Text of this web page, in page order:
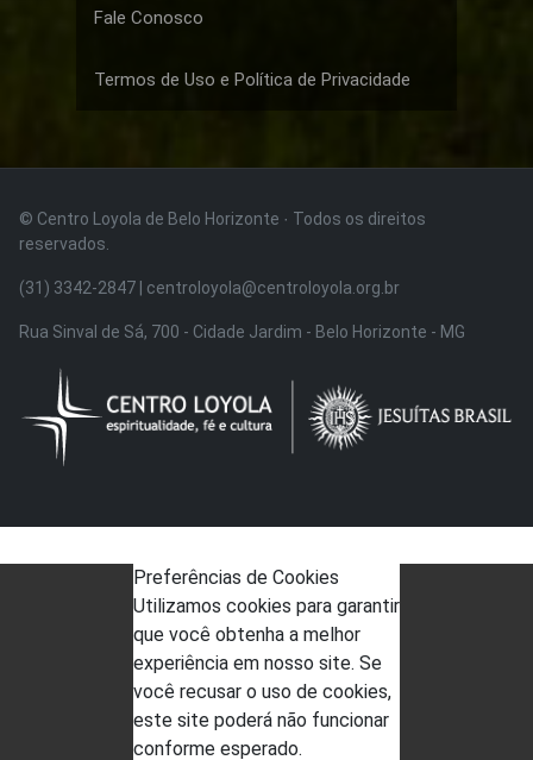
Fale Conosco
Termos de Uso e Política de Privacidade
© Centro Loyola de Belo Horizonte · Todos os direitos
reservados.
(31) 3342-2847 | centroloyola@centroloyola.org.br
Rua Sinval de Sá, 700 - Cidade Jardim - Belo Horizonte - MG
Preferências de Cookies
Utilizamos cookies para garantir
que você obtenha a melhor
experiência em nosso site. Se
você recusar o uso de cookies,
este site poderá não funcionar
conforme esperado.